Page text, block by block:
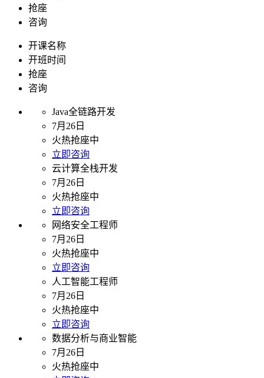
抢座
咨询
开课名称
开班时间
抢座
咨询
Java全链路开发
7月26日
火热抢座中
立即咨询
云计算全栈开发
7月26日
火热抢座中
立即咨询
网络安全工程师
7月26日
火热抢座中
立即咨询
人工智能工程师
7月26日
火热抢座中
立即咨询
数据分析与商业智能
7月26日
火热抢座中